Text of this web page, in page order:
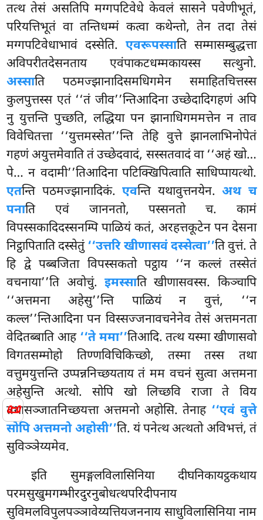
📜
तत्थ तेसं असतिपि मग्गपटिवेधे केवलं सासने पवेणीभूतं,
परियत्तिभूतं वा तन्तिधम्मं कत्वा कथेन्तो, तेन तदा तेसं
मग्गपटिवेधाभावं दस्सेति. एवरूपस्साति सम्मासम्बुद्धत्ता
अविपरीतदेसनताय एवंपाकटधम्मकायस्स सत्थुनो.
अस्साति पठमज्झानादिसमधिगमेन समाहितचित्तस्स
कुलपुत्तस्स एतं ‘‘तं जीव’’न्तिआदिना उच्छेदादिगहणं अपि
नु युत्तन्ति पुच्छति, लद्धिया पन झानाधिगममत्तेन न ताव
विवेचितत्ता ‘‘युत्तमस्सेत’’न्ति तेहि वुत्ते झानलाभिनोपेतं
गहणं अयुत्तमेवाति तं उच्छेदवादं, सस्सतवादं वा ‘‘अहं खो…
पे… न वदामी’’तिआदिना पटिक्खिपित्वाति साधिप्पायत्थो.
एतन्ति पठमज्झानादिकं.एवन्ति यथावुत्तनयेन.अथ च
पनाति एवं जाननतो, पस्सनतो च. कामं
विपस्सकादिदस्सनम्पि पाळियं कतं, अरहत्तकूटेन पन देसना
निट्ठापिताति दस्सेतुं‘‘उत्तरि खीणासवं दस्सेत्वा’’ति वुत्तं. ते
हि द्वे पब्बजिता विपस्सकतो पट्ठाय ‘‘न कल्लं तस्सेतं
वचनाया’’ति अवोचुं. इमस्साति खीणासवस्स. किञ्चापि
‘‘अत्तमना अहेसु’’न्ति पाळियं न वुत्तं, ‘‘न
कल्ल’’न्तिआदिना पन विस्सज्जनावचनेनेव तेसं अत्तमनता
वेदितब्बाति आह ‘‘ते ममा’’तिआदि. तत्थ यस्मा खीणासवो
विगतसम्मोहो तिण्णविचिकिच्छो, तस्मा तस्स तथा
वत्तुमयुत्तन्ति उप्पन्ननिच्छयताय तं मम वचनं सुत्वा अत्तमना
अहेसुन्ति अत्थो. सोपि खो लिच्छवि राजाते विय
तथासञ्जातनिच्छयत्ता अत्तमनो अहोसि. तेनाह ‘‘एवं वुत्ते
सोपि अत्तमनो अहोसी’’ति. यं पनेत्थ अत्थतो अविभत्तं, तं
सुविञ्ञेय्यमेव.
इति सुमङ्गलविलासिनिया दीघनिकायट्ठकथाय
परमसुखुमगम्भीरदुरनुबोधत्थपरिदीपनाय
सुविमलविपुलपञ्ञावेय्यत्तियजननाय साधुविलासिनिया नाम